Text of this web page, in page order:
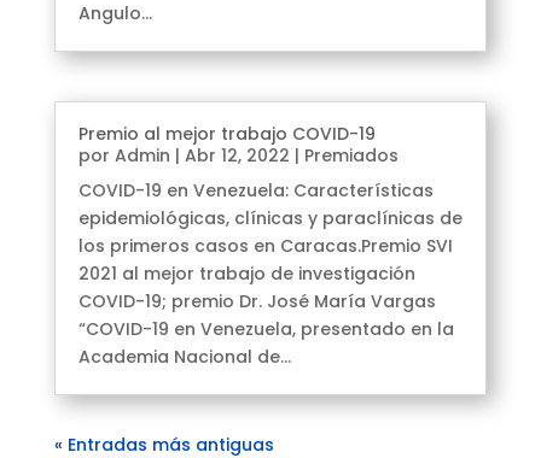
Angulo...
Premio al mejor trabajo COVID-19
por Admin | Abr 12, 2022 | Premiados
COVID-19 en Venezuela: Características
epidemiológicas, clínicas y paraclínicas de
los primeros casos en Caracas.Premio SVI
2021 al mejor trabajo de investigación
COVID-19; premio Dr. José María Vargas
“COVID-19 en Venezuela, presentado en la
Academia Nacional de...
« Entradas más antiguas